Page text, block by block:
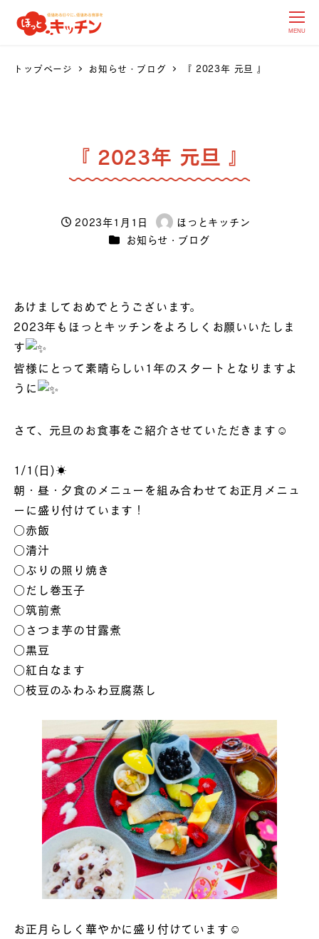
MENU
トップページ お知らせ・ブログ 『 2023年 元旦 』
『 2023年 元旦 』
投稿日
2023年1月1日
著
者
ほっとキッチン
カテゴリー
お知らせ・ブログ
あけましておめでとうございます。
2023年もほっとキッチンをよろしくお願いいたしま
す
皆様にとって素晴らしい1年のスタートとなりますよ
うに
さて、元旦のお食事をご紹介させていただきます☺︎
1/1(日)☀︎
朝・昼・夕食のメニューを組み合わせてお正月メニュ
ーに盛り付けています！
○赤飯
○清汁
○ぶりの照り焼き
○だし巻玉子
○筑前煮
○さつま芋の甘露煮
○黒豆
○紅白なます
○枝豆のふわふわ豆腐蒸し
お正月らしく華やかに盛り付けています☺︎